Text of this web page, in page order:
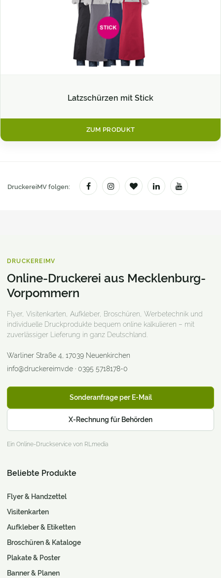
Latzschürzen mit Stick
ZUM PRODUKT
DruckereiMV folgen:
DRUCKEREIMV
Online-Druckerei aus Mecklenburg-
Vorpommern
Flyer, Visitenkarten, Aufkleber, Broschüren, Werbetechnik und
individuelle Druckprodukte bequem online kalkulieren – mit
zuverlässiger Lieferung in ganz Deutschland.
Warliner Straße 4 17039 Neuenkirchen
info@druckereimv.de · 0395 5718178-0
Sonderanfrage per E-Mail
X-Rechnung für Behörden
Ein Online-Druckservice von RLmedia
Beliebte Produkte
Flyer & Handzettel
Visitenkarten
Aufkleber & Etiketten
Broschüren & Kataloge
Plakate & Poster
Banner & Planen